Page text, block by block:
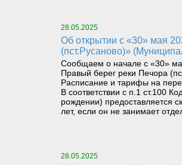
28.05.2025
Об открытии с «30» мая 2025 г. навигации на паромном маршруте «Левый берег реки Печора (Троицко-Печорск) – Правый берег реки Печора
(пст.Русаново)»
Сообщаем о начале с «30»
Правый берег реки Печора
Расписание и тарифы на
В соответствии с п.1 ст.100
рождении) предоставляется
лет, если он не занимает
28.05.2025